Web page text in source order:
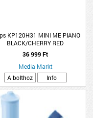
KP120H31 MINI ME PIANO
BLACK/CHERRY RED
36 999 Ft
Media Markt
A bolthoz
Info